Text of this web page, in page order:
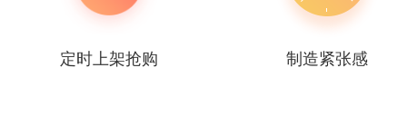
定时上架抢购 制造紧张感